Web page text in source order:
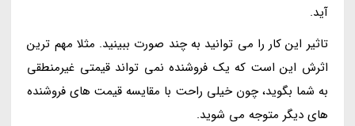
آید.
تاثیر این کار را می توانید به چند صورت ببینید. مثلا مهم ترین
اثرش این است که یک فروشنده نمی تواند قیمتی غیرمنطقی
به شما بگوید، چون خیلی راحت با مقایسه قیمت های فروشنده
های دیگر متوجه می شوید.